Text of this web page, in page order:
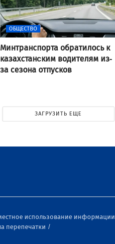
ОБЩЕСТВО
Минтранспорта обратилось к
казахстанcким водителям из-
за сезона отпусков
ЗАГРУЗИТЬ ЕЩЕ
использование информации
перепечатки